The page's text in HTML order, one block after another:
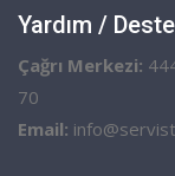
Yardım /
Çağrı Merkezi:
70
Email: